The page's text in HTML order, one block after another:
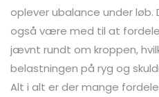
oplever ubalance under
også være med til at
jævnt rundt om kroppen,
belastningen på ryg og
Alt i alt er der mange